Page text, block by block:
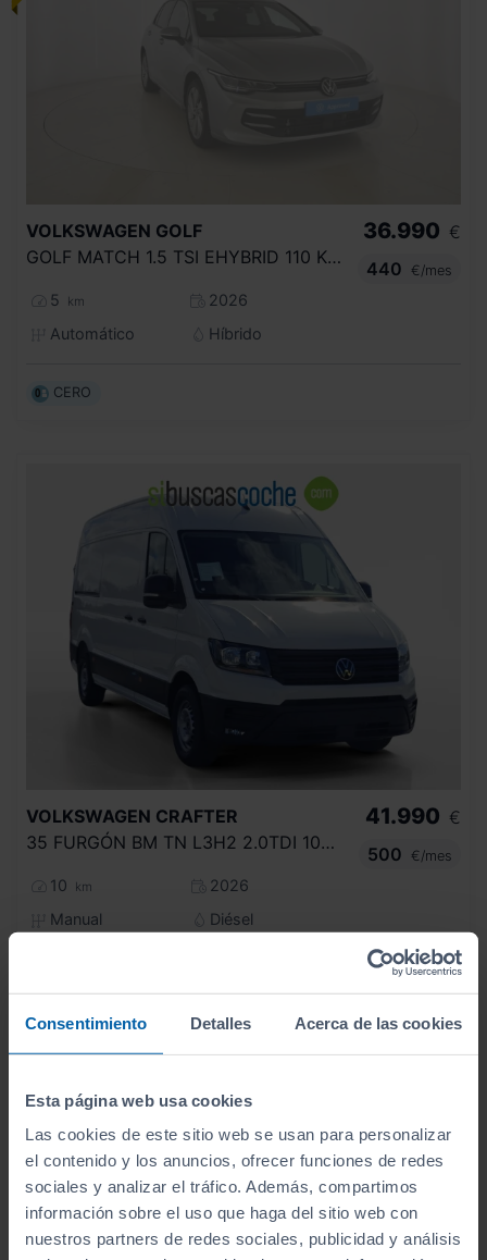
Consentimiento Detalles Acerca de las cookies
Esta página web usa cookies
Las cookies de este sitio web se usan para personalizar
el contenido y los anuncios, ofrecer funciones de redes
sociales y analizar el tráfico. Además, compartimos
información sobre el uso que haga del sitio web con
nuestros partners de redes sociales, publicidad y análisis
VOLKSWAGEN GOLF
GOLF MATCH 1.5 TSI EHYBRID 110 KW (150 CV) / 85 KW (115 CV) AUTOMÁTICO DSG 6 VEL.
5 km
2026
Automático
Híbrido
36.990 €
440
€/mes
CERO
VOLKSWAGEN CRAFTER
35 FURGÓN BM TN L3H2 2.0TDI 103KW(140CV)
10 km
2026
Manual
Diésel
41.990 €
500
€/mes